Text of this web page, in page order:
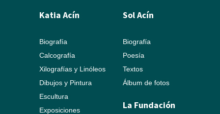
Katia Acín
Biografía
Calcografía
Xilografías y Linóleos
Dibujos y Pintura
Escultura
Exposiciones
Sol Acín
Biografía
Poesía
Textos
Álbum de fotos
La Fundación